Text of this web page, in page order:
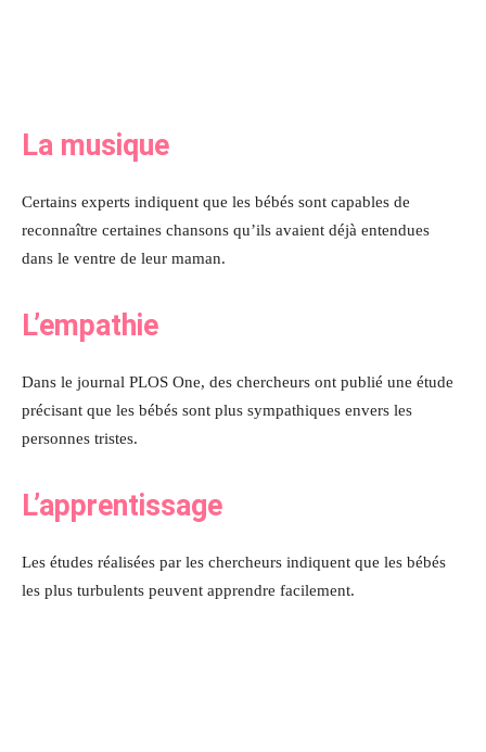
La musique
Certains experts indiquent que les bébés sont capables de
reconnaître certaines chansons qu’ils avaient déjà entendues
dans le ventre de leur maman.
L’empathie
Dans le journal PLOS One, des chercheurs ont publié une étude
précisant que les bébés sont plus sympathiques envers les
personnes tristes.
L’apprentissage
Les études réalisées par les chercheurs indiquent que les bébés
les plus turbulents peuvent apprendre facilement.